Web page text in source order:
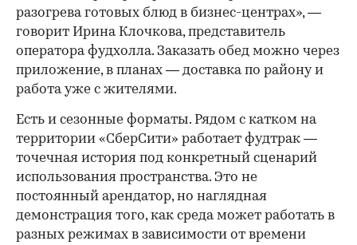
разогрева готовых блюд в бизнес-центрах», —
говорит Ирина Клочкова, представитель
оператора фудхолла. Заказать обед можно через
приложение, в планах — доставка по району и
работа уже с жителями.
Есть и сезонные форматы. Рядом с катком на
территории «СберСити» работает фудтрак —
точечная история под конкретный сценарий
использования пространства. Это не
постоянный арендатор, но наглядная
демонстрация того, как среда может работать в
разных режимах в зависимости от времени